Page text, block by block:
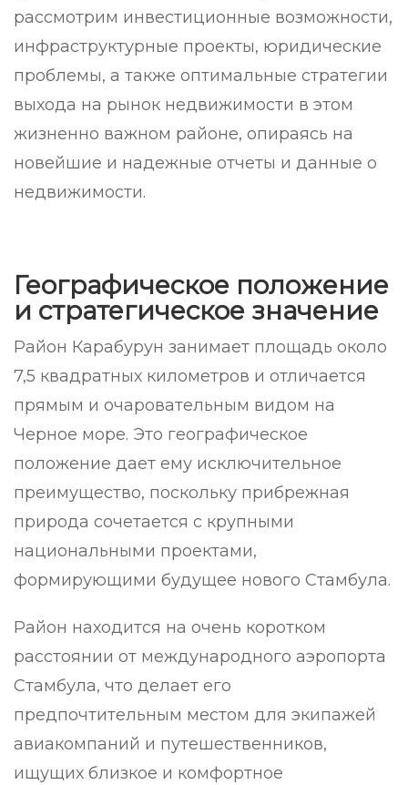
рассмотрим инвестиционные возможности,
инфраструктурные проекты, юридические
проблемы, а также оптимальные стратегии
выхода на рынок недвижимости в этом
жизненно важном районе, опираясь на
новейшие и надежные отчеты и данные о
недвижимости.
Географическое положение
и стратегическое значение
Район Карабурун занимает площадь около
7,5 квадратных километров и отличается
прямым и очаровательным видом на
Черное море. Это географическое
положение дает ему исключительное
преимущество, поскольку прибрежная
природа сочетается с крупными
национальными проектами,
формирующими будущее нового Стамбула.
Район находится на очень коротком
расстоянии от международного аэропорта
Стамбула, что делает его
предпочтительным местом для экипажей
авиакомпаний и путешественников,
ищущих близкое и комфортное